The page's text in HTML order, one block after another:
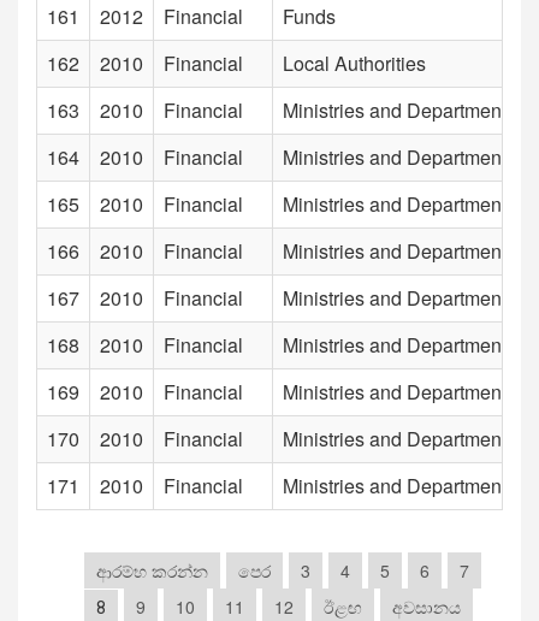
161
2012 Financial Funds
162
2010 Financial Local Authorities
163
2010 Financial Ministries and Departments
164
2010 Financial Ministries and Departments
165
2010 Financial Ministries and Departments
166
2010 Financial Ministries and Departments
167
2010 Financial Ministries and Departments
168
2010 Financial Ministries and Departments
169
2010 Financial Ministries and Departments
170
2010 Financial Ministries and Departments
171
2010 Financial Ministries and Departments
ආරම්භ කරන්න පෙර 3 4 5 6 7
8 9 10 11 12 ඊළඟ අවසානය